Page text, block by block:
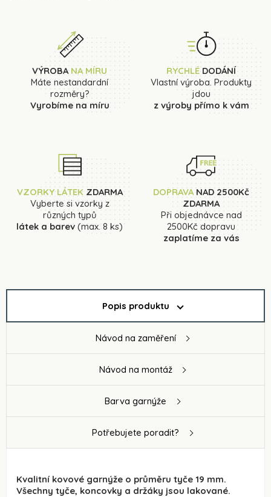
VÝROBA NA MÍRU
Máte nestandardní
rozměry?
Vyrobíme na míru
RYCHLÉDODÁNÍ
Vlastní výroba. Produkty
jdou
z výroby přímo k vám
VZORKY LÁTEK ZDARMA
Vyberte si vzorky z
různých typů
látek a barev (max. 8 ks)
DOPRAVANAD 2500Kč
ZDARMA
Při objednávce nad
2500Kč dopravu
zaplatíme za vás
Popis produktu
Návod na zaměření
Návod na montáž
Barva garnýže
Potřebujete poradit?
Kvalitní kovové garnýže o průměru tyče 19 mm.
Všechny tyče, koncovky a držáky jsou lakované.